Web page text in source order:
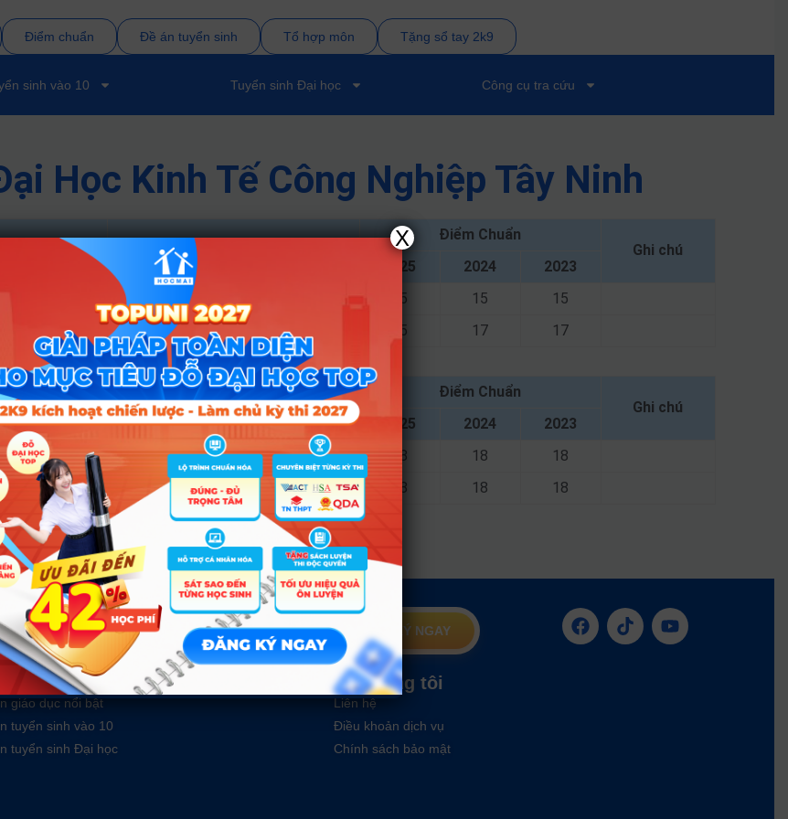
Điểm chuẩn Đề án tuyển sinh Tổ hợp môn Tặng sổ tay 2k9
sinh vào 10 Tuyển sinh Đại học Công cụ tra cứu
Học Kinh Tế Công Nghiệp Tây Ninh
Điểm Chuẩn
Ghi chú
2025
2024
2023
D01; D07; X78; D15 15 15
15
D01; X25; X78; D15 15 17 17
Tổ hợp
Điểm Chuẩn
Ghi chú
2025
2024
2023
D01; D07; X78; D15 18 18
18
D01; X25; X78; D15 18 18 18
ĐĂNG KÝ NGAY
Tin tức
giáo dục nổi bật
tuyển sinh vào 10
tuyển sinh Đại học
Về chúng tôi
Liên hệ
Điều khoản dịch vụ
Chính sách bảo mật
X